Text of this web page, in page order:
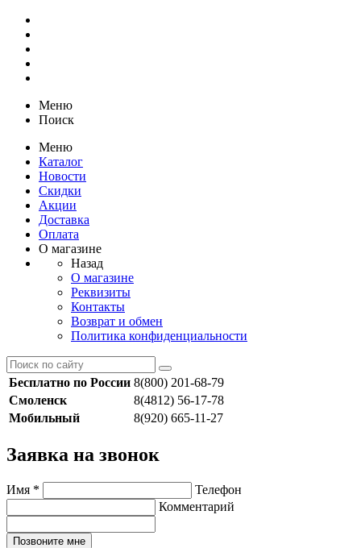
Меню
Поиск
Меню
Каталог
Новости
Скидки
Акции
Доставка
Оплата
О магазине
Назад
О магазине
Реквизиты
Контакты
Возврат и обмен
Политика конфиденциальности
Бесплатно по России 8(800) 201-68-79
Смоленск
8(4812) 56-17-78
Мобильный
8(920) 665-11-27
Заявка на звонок
Имя *
Телефон
Комментарий
Позвоните мне